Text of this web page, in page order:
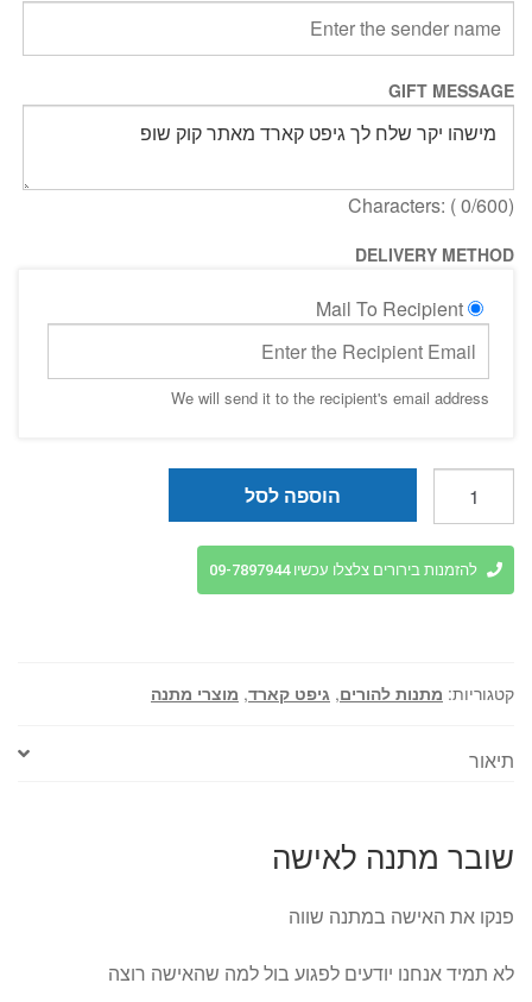
GIFT MESSAGE
Characters: (0/600)
DELIVERY METHOD
Mail To Recipient
We will send it to the recipient's email address
שובר
מתנה
לאישה
הוספה לסל
להזמנות בירורים צלצלו עכשיו 09-7897944
קטגוריות: מתנות להורים, גיפט קארד, מוצרי מתנה
תיאור
שובר מתנה לאישה
פנקו את האישה במתנה שווה
לא תמיד אנחנו יודעים לפגוע בול למה שהאישה רוצה